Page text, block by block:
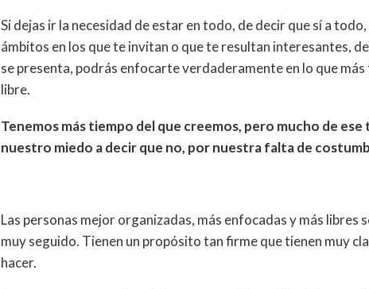
Si dejas ir la necesidad de estar en todo, de decir que sí a
ámbitos en los que te invitan o que te resultan interesantes,
se presenta, podrás enfocarte verdaderamente en lo que
libre.
Tenemos más tiempo del que creemos, pero mucho de
nuestro miedo a decir que no, por nuestra falta de
Las personas mejor organizadas, más enfocadas y más libres
muy seguido. Tienen un propósito tan firme que tienen muy
hacer.